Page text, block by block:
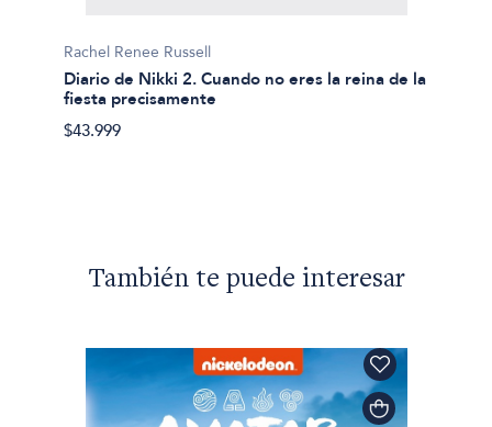
Rachel Renee Russell
Diario de Nikki 2. Cuando no eres la reina de la
fiesta precisamente
$43.999
También te puede interesar